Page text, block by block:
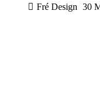
Fré Design 30